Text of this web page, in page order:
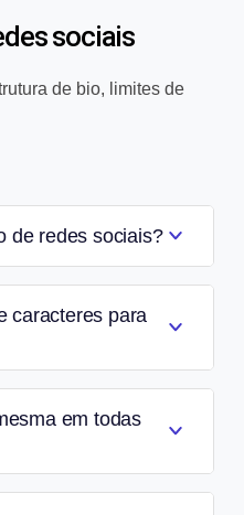
sociais
de bio, limites de
de redes sociais?
caracteres para
em todas